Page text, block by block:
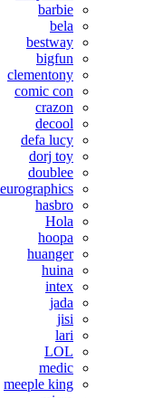
barbie
bela
bestway
bigfun
clementony
comic con
crazon
decool
defa lucy
dorj toy
doublee
eurographics
hasbro
Hola
hoopa
huanger
huina
intex
jada
jisi
lari
LOL
medic
meeple king